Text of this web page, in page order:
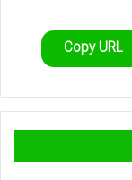
Copy URL